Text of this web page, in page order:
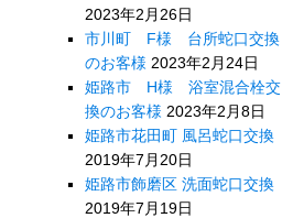
2023年2月26日
市川町 F様 台所蛇口交換
のお客様 2023年2月24日
姫路市 H様 浴室混合栓交
換のお客様 2023年2月8日
姫路市花田町 風呂蛇口交換
2019年7月20日
姫路市飾磨区 洗面蛇口交換
2019年7月19日